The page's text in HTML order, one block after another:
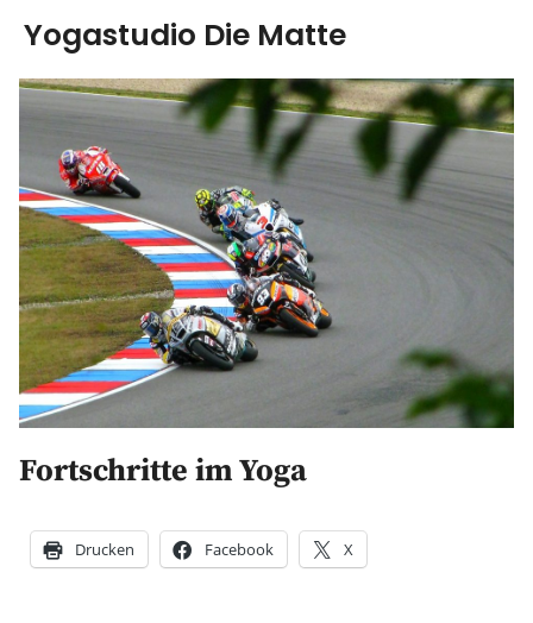
Yogastudio Die Matte
Yoga
Ausbildung
Kurse & Workshops
über uns
Energiearbeit
AGB
Blog
Rezensionen
Fortschritte im Yoga
Drucken Facebook X